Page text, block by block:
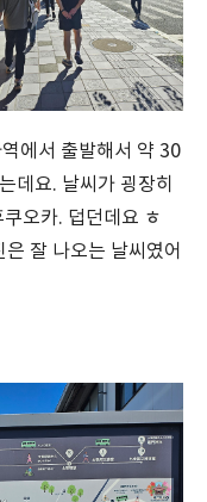
에서 출발해서 약 30
데요. 날씨가 굉장히
오카. 덥던데요 ㅎ
잘 나오는 날씨였어